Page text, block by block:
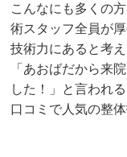
こんなにも多くの
術スタッフ全員が
技術力にあると考え
「あおばだから来
した！」と言われ
口コミで人気の整